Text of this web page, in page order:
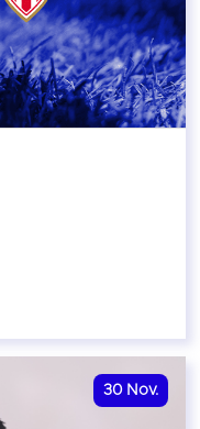
30 Nov.